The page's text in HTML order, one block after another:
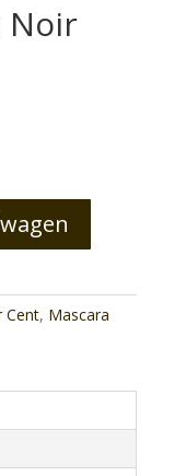
Noir
Cent, Mascara